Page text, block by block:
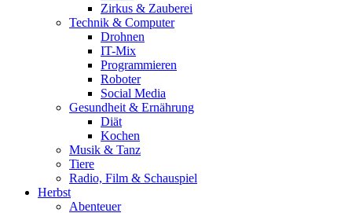
Zirkus & Zauberei
Technik & Computer
Drohnen
IT-Mix
Programmieren
Roboter
Social Media
Gesundheit & Ernährung
Diät
Kochen
Musik & Tanz
Tiere
Radio, Film & Schauspiel
Herbst
Abenteuer